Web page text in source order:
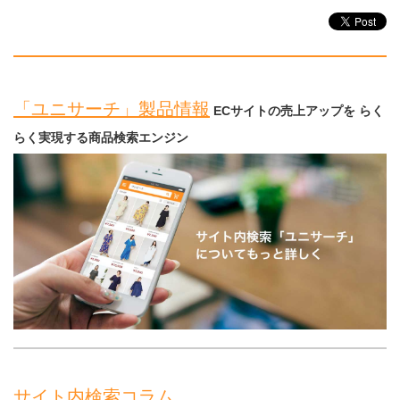
「ユニサーチ」製品情報 ECサイトの売上アップを らく
らく実現する商品検索エンジン